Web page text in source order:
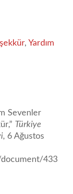
,Yardım
Sevenler
Türkiye
, 6 Ağustos
433